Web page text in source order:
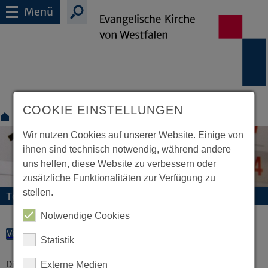
Menü
Für Mitarbeitende Termine
Termine und Veranstaltungen
VORLESEN
Diese Veranstaltung existiert nicht.
COOKIE EINSTELLUNGEN
Wir nutzen Cookies auf unserer Website. Einige von
ihnen sind technisch notwendig, während andere
uns helfen, diese Website zu verbessern oder
zusätzliche Funktionalitäten zur Verfügung zu
stellen.
Notwendige Cookies
Statistik
Externe Medien